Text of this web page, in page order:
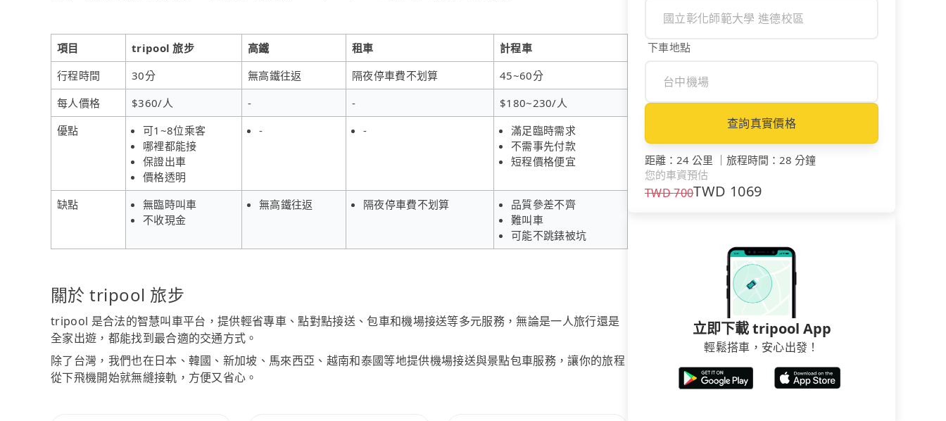
項目 tripool 旅步 高鐵 租車
計程車
行程時間
30分 無高鐵往返 隔夜停車費不划算
45~60分
每人價格
$360/人 - -
$180~230/人
優點
可1~8位乘客
哪裡都能接
保證出車
價格透明
- -
滿足臨時需求
不需事先付款
短程價格便宜
缺點
無臨時叫車
不收現金
無高鐵往返 隔夜停車費不划算
品質參差不齊
難叫車
可能不跳錶被坑
關於 tripool 旅步
tripool 是合法的智慧叫車平台，提供輕省專車、點對點接送、包車和機場接送等多元服務，無論是一人旅行還是
全家出遊，都能找到最合適的交通方式。
除了台灣，我們也在日本、韓國、新加坡、馬來西亞、越南和泰國等地提供機場接送與景點包車服務，讓你的旅程
從下飛機開始就無縫接軌，方便又省心。
下車地點
查詢真實價格
距離 ： 24 公里 ｜ 旅程時間 ： 28 分鐘
您的車資預估
TWD700TWD 1069
立即下載 tripool App
輕鬆搭車，安心出發！